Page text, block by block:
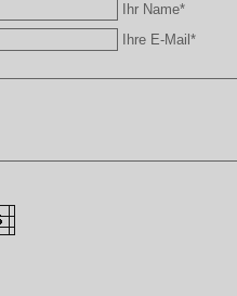
Ihr Name*
Ihre E-Mail*